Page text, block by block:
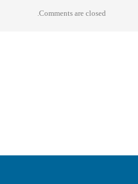
Comments are closed.